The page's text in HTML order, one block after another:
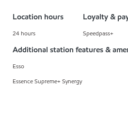
Location hours
24 hours
Loyalty &
Speedpass+
Additional station features &
Esso
Essence Supreme+ Synergy